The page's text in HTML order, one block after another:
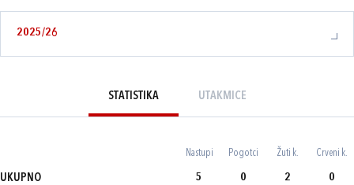
2025/26
STATISTIKA UTAKMICE
Nastupi Pogotci Žuti k. Crveni k.
UKUPNO 5 0 2 0